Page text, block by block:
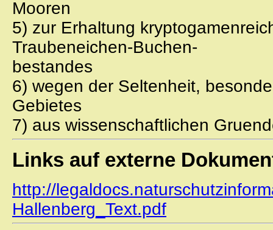
Mooren
5) zur Erhaltung
Traubeneichen-Buchen-
bestandes
6) wegen der Seltenheit,
Gebietes
7) aus wissenschaftlichen
Links auf externe
http://
Hallenberg_Text.pdf